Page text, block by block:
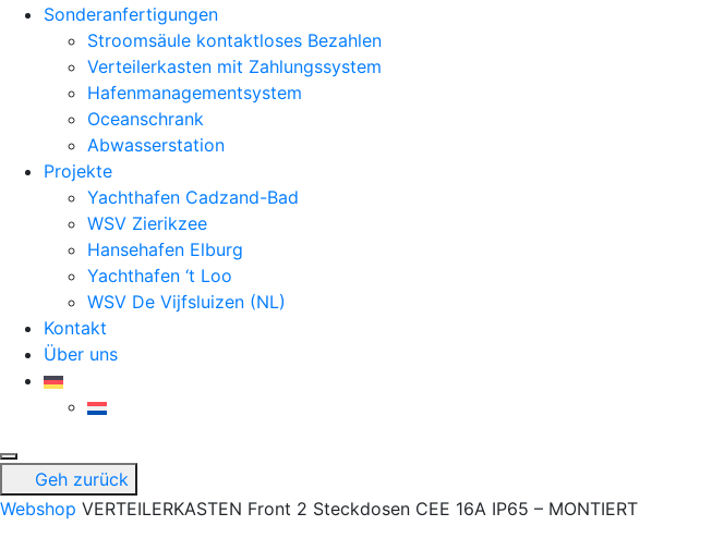
Sonderanfertigungen
Stroomsäule kontaktloses Bezahlen
Verteilerkasten mit Zahlungssystem
Hafenmanagementsystem
Oceanschrank
Abwasserstation
Projekte
Yachthafen Cadzand-Bad
WSV Zierikzee
Hansehafen Elburg
Yachthafen ‘t Loo
WSV De Vijfsluizen (NL)
Kontakt
Über uns
Geh zurück
Webshop VERTEILERKASTEN Front 2 Steckdosen CEE 16A IP65 – MONTIERT